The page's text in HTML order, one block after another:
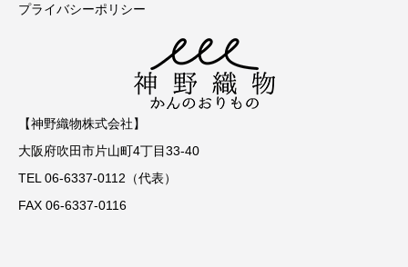
プライバシーポリシー
【神野織物株式会社】
大阪府吹田市片山町4丁目33-40
TEL 06-6337-0112（代表）
FAX 06-6337-0116